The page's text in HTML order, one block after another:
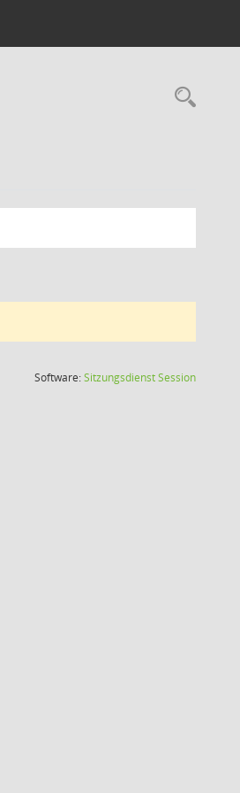
Software:SitzungsdienstSession(Wird in